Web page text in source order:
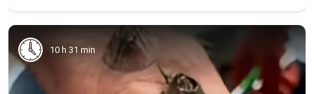
10 h 31 min